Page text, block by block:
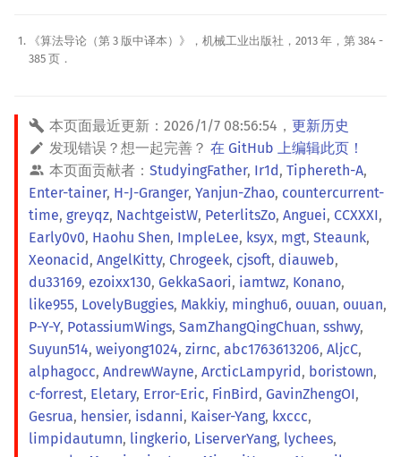
《算法导论（第 3 版中译本）》，机械工业出版社，2013 年，第 384 -
385 页．
本页面最近更新： 2026/1/7 08:56:54 ， 更新历史
发现错误？想一起完善？ 在 GitHub 上编辑此页！
本页面贡献者： StudyingFather, Ir1d , Tiphereth-A,
Enter-tainer, H-J-Granger, Yanjun-Zhao, countercurrent-
time, greyqz, NachtgeistW, PeterlitsZo, Anguei, CCXXXI,
Early0v0, Haohu Shen, ImpleLee, ksyx, mgt, Steaunk,
Xeonacid , AngelKitty, Chrogeek, cjsoft, diauweb,
du33169, ezoixx130, GekkaSaori, iamtwz, Konano,
like955, LovelyBuggies, Makkiy, minghu6, ouuan, ouuan,
P-Y-Y, PotassiumWings, SamZhangQingChuan, sshwy,
Suyun514, weiyong1024, zirnc, abc1763613206, AljcC,
alphagocc, AndrewWayne, ArcticLampyrid , boristown,
c-forrest, Eletary, Error-Eric, FinBird , GavinZhengOI,
Gesrua, hensier, isdanni, Kaiser-Yang, kxccc,
limpidautumn, lingkerio, LiserverYang, lychees,